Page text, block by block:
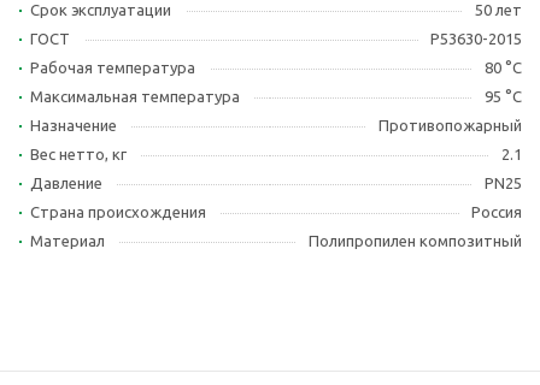
Срок эксплуатации
50 лет
ГОСТ
Р53630-2015
Рабочая температура
80 °С
Максимальная температура
95 °С
Назначение
Противопожарный
Вес нетто, кг
2.1
Давление
PN25
Страна происхождения
Россия
Материал
Полипропилен композитный